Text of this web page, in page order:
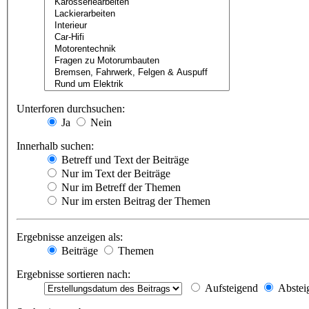
Unterforen durchsuchen:
Ja
Nein
Innerhalb suchen:
Betreff und Text der Beiträge
Nur im Text der Beiträge
Nur im Betreff der Themen
Nur im ersten Beitrag der Themen
Ergebnisse anzeigen als:
Beiträge
Themen
Ergebnisse sortieren nach:
Aufsteigend